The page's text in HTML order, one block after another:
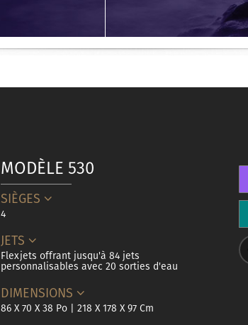
MODÈLE 530
SIÈGES
4
JETS
Flexjets offrant jusqu'à 84 jets
personnalisables avec 20 sorties d'eau
DIMENSIONS
86 X 70 X 38 Po | 218 X 178 X 97 Cm